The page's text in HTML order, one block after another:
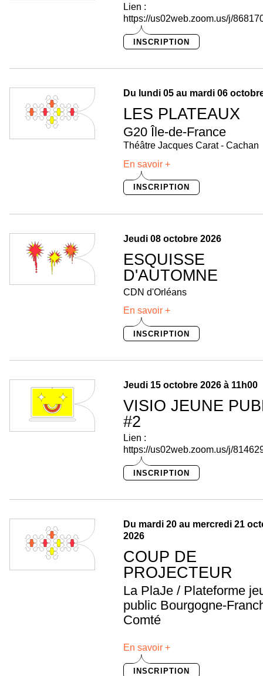
Lien :
https://us02web.zoom.us/j/
INSCRIPTION
Du lundi 05 au mardi 06
LES PLATEAUX
G20 Île-de-France
Théâtre Jacques Carat - Cachan
En savoir +
INSCRIPTION
Jeudi 08 octobre 2026
ESQUISSE
D'AUTOMNE
CDN d'Orléans
En savoir +
INSCRIPTION
Jeudi 15 octobre 2026 à 11h00
VISIO JEUNE
#2
Lien :
https://us02web.zoom.us/j/
INSCRIPTION
Du mardi 20 au mercredi 21
2026
COUP DE
PROJECTEUR
La PlaJe / Plateforme
public Bourgogne-
Comté
En savoir +
INSCRIPTION